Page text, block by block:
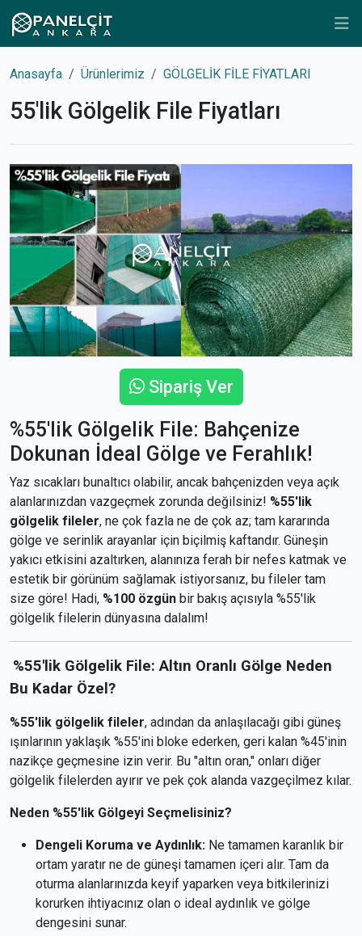
Anasayfa Ürünlerimiz GÖLGELİK FİLE FİYATLARI
55'lik Gölgelik File Fiyatları
Sipariş Ver
%55'lik Gölgelik File: Bahçenize
Dokunan İdeal Gölge ve Ferahlık!
Yaz sıcakları bunaltıcı olabilir, ancak bahçenizden veya açık
alanlarınızdan vazgeçmek zorunda değilsiniz! %55'lik
gölgelik fileler, ne çok fazla ne de çok az; tam kararında
gölge ve serinlik arayanlar için biçilmiş kaftandır. Güneşin
yakıcı etkisini azaltırken, alanınıza ferah bir nefes katmak ve
estetik bir görünüm sağlamak istiyorsanız, bu fileler tam
size göre! Hadi, %100 özgün bir bakış açısıyla %55'lik
gölgelik filelerin dünyasına dalalım!
%55'lik Gölgelik File: Altın Oranlı Gölge Neden
Bu Kadar Özel?
%55'lik gölgelik fileler, adından da anlaşılacağı gibi güneş
ışınlarının yaklaşık %55'ini bloke ederken, geri kalan %45'inin
nazikçe geçmesine izin verir. Bu "altın oran," onları diğer
gölgelik filelerden ayırır ve pek çok alanda vazgeçilmez kılar.
Neden %55'lik Gölgeyi Seçmelisiniz?
Dengeli Koruma ve Aydınlık: Ne tamamen karanlık bir
ortam yaratır ne de güneşi tamamen içeri alır. Tam da
oturma alanlarınızda keyif yaparken veya bitkilerinizi
korurken ihtiyacınız olan o ideal aydınlık ve gölge
dengesini sunar.